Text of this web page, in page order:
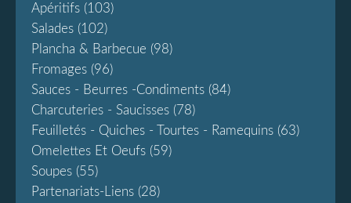
Apéritifs (103)
Salades (102)
Plancha & Barbecue (98)
Fromages (96)
Sauces - Beurres -condiments (84)
Charcuteries - Saucisses (78)
Feuilletés - Quiches - Tourtes - Ramequins (63)
Omelettes Et Oeufs (59)
Soupes (55)
Partenariats-Liens (28)